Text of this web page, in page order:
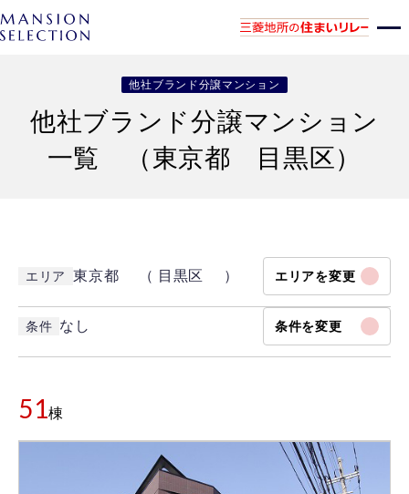
他社ブランド分譲マンション
他社ブランド分譲マンション
一覧 （東京都 目黒区）
エリア 東京都 （ 目黒区 ） エリアを変更
条件 なし 条件を変更
51棟